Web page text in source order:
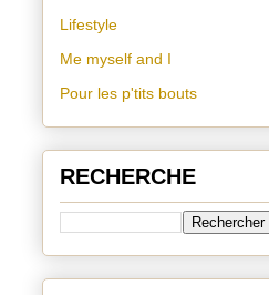
Lifestyle
Me myself and I
Pour les p'tits bouts
RECHERCHE